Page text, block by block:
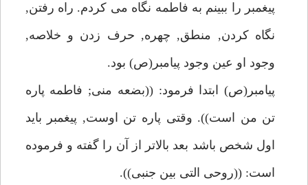
پيغمبر را ببينم به فاطمه نگاه مى كردم. راه رفتن,
نگاه كردن, منطق, چهره, حرف زدن و خلاصه,
وجود او عين وجود پيامبر(ص) بود.
پيامبر(ص) ابتدا فرمود: ((بضعه منى; فاطمه پاره
تن من است)). وقتى پاره تن اوست, پيغمبر بايد
اول شخص باشد بعد بالاتر از آن را گفته و فرموده
است: ((روحى التى بين جنبى)).